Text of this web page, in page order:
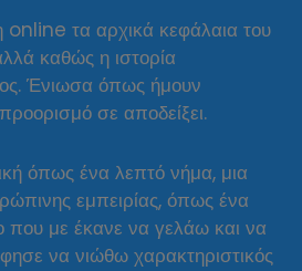
τα αρχικά κεφάλαια του
καθώς η ιστορία
Ένιωσα όπως ήμουν
σε αποδείξει.
όπως ένα λεπτό νήμα, μια
εμπειρίας, όπως ένα
που με έκανε να γελάω και να
να νιώθω χαρακτηριστικός